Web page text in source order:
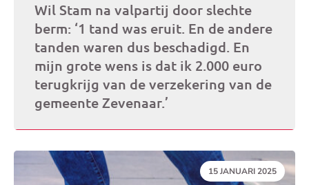
Wil Stam na valpartij door slechte
berm: ‘1 tand was eruit. En de andere
tanden waren dus beschadigd. En
mijn grote wens is dat ik 2.000 euro
terugkrijg van de verzekering van de
gemeente Zevenaar.’
DATUM:
15 JANUARI 2025